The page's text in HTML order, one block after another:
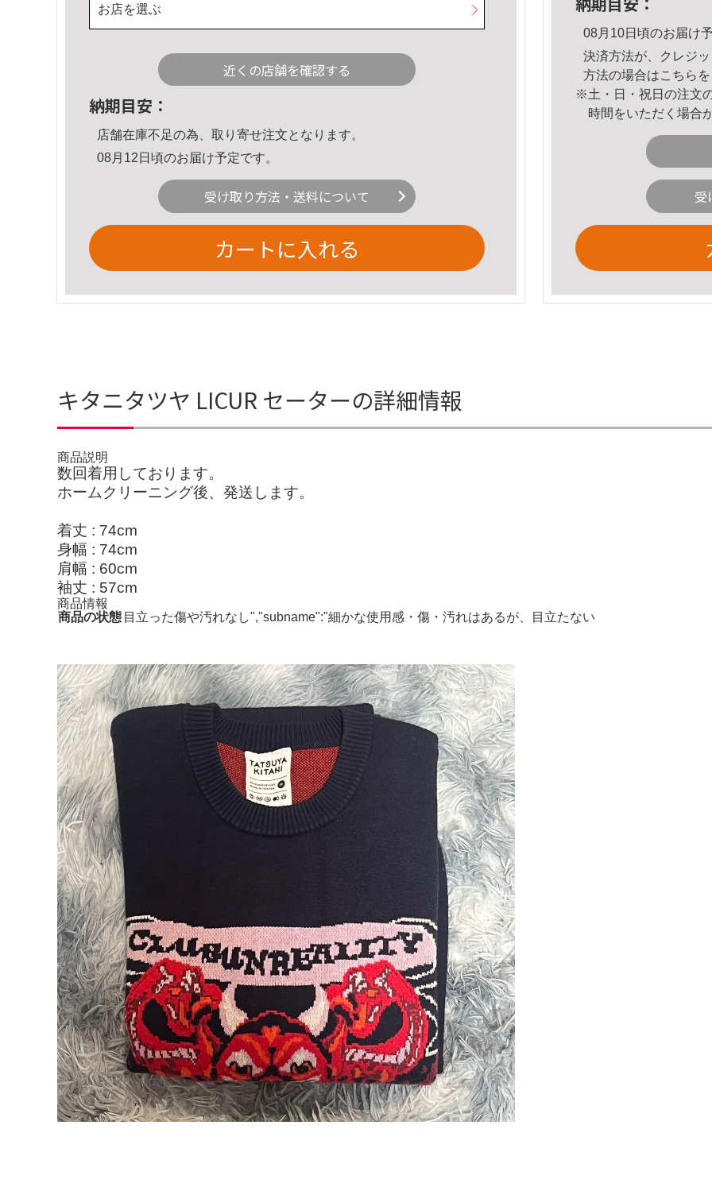
お店を選ぶ
近くの店舗を確認する
納期目安：
店舗在庫不足の為、取り寄せ注文となります。
08月12日頃のお届け予定です。
受け取り方法・送料について
カートに入れる
08月10日頃のお届け予
決済方法が、クレジ
方法の場合はこちら
※土・日・祝日の注文
時間をいただく場合
受
キタニタツヤ LICUR セーターの詳細情報
商品説明
数回着用しております。
ホームクリーニング後、発送します。
着丈 : 74cm
身幅 : 74cm
肩幅 : 60cm
袖丈 : 57cm
商品情報
商品の状態 目立った傷や汚れなし","subname":"細かな使用感・傷・汚れはあるが、目立たない